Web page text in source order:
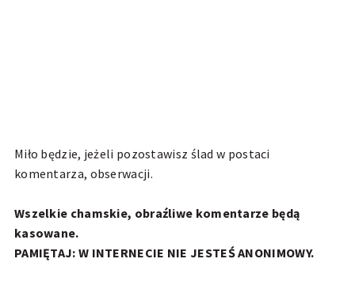
Miło będzie, jeżeli pozostawisz ślad w postaci
komentarza, obserwacji.
Wszelkie chamskie, obraźliwe komentarze będą
kasowane.
PAMIĘTAJ: W INTERNECIE NIE JESTEŚ ANONIMOWY.